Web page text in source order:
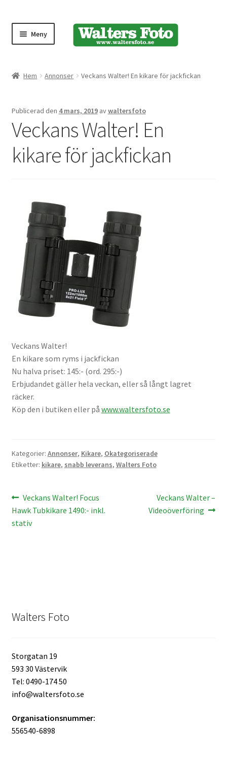
Meny
Bärremmar
Blixtar
Stativ
Väskor
Objektiv Canon
Objektiv Nikon
Objektiv övriga
Objektivlock
Motljusskydd
Övriga objektivtillbehör & filter
Tubkikare
Förvaring
Batterier för Canon
Batterier för Nikon
Batterier övriga
Hem Annonser Veckans Walter! En kikare för jackfickan
Publicerad den 4 mars, 2019 avwaltersfoto
Veckans Walter! En
kikare för jackfickan
Veckans Walter!
En kikare som ryms i jackfickan
Nu halva priset: 145:- (ord. 295:-)
Erbjudandet gäller hela veckan, eller så långt lagret
räcker.
Köp den i butiken eller på www.waltersfoto.se
Kategorier: Annonser, Kikare, Okategoriserade
Etiketter: kikare, snabb leverans, Walters Foto
Inläggsnavigering
Föregående
inlägg:
Veckans Walter! Focus
Hawk Tubkikare 1490:- inkl.
stativ
Nästa
inlägg:
Veckans Walter –
Videoöverföring
Walters Foto
Storgatan 19
593 30 Västervik
Tel: 0490-174 50
info@waltersfoto.se
Organisationsnummer:
556540-6898